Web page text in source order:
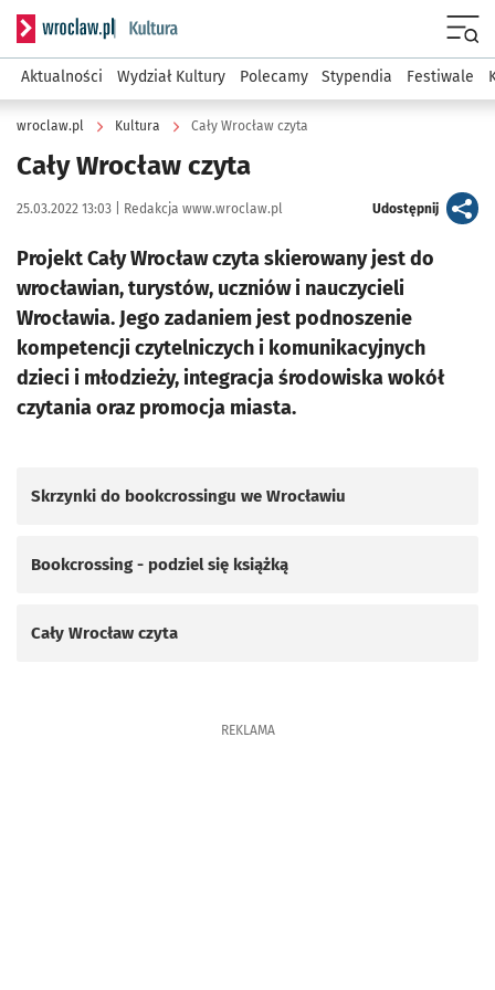
Serwis informacyjny wroclaw.pl podserwis: Kultura
Aktualności Wydział Kultury Polecamy Stypendia Festiwale
wroclaw.pl Kultura Cały Wrocław czyta
Cały Wrocław czyta
Data publikacji:
25.03.2022 13:03 | Autor:
Redakcja www.wroclaw.pl Udostępnijartykuł
Projekt Cały Wrocław czyta skierowany jest do
wrocławian, turystów, uczniów i nauczycieli
Wrocławia. Jego zadaniem jest podnoszenie
kompetencji czytelniczych i komunikacyjnych
dzieci i młodzieży, integracja środowiska wokół
czytania oraz promocja miasta.
Skrzynki do bookcrossingu we Wrocławiu
Bookcrossing - podziel się książką
Cały Wrocław czyta
REKLAMA